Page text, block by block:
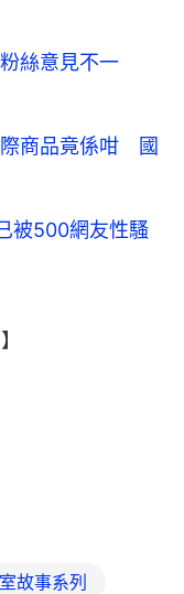
絲意見不一
商品竟係咁 國
被500網友性騷
故事系列